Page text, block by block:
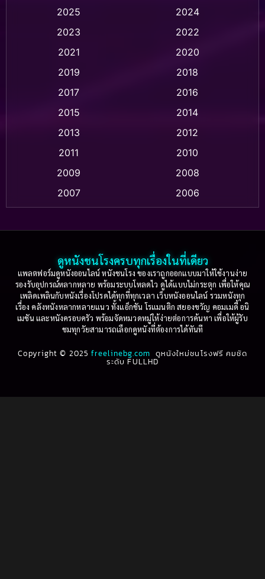
Animation แอนิเมชัน (1)
Animation แอนิเมชั่น (1)
Based on a True Story เรื่องจริง(36)
Based on Novel(16)
Betrayal(1)
Biography(3)
Biography ชีวประวัติ (61)
2025
2024
2023
2022
2021
2020
2019
2018
2017
2016
2015
2014
2013
2012
2011
2010
2009
2008
2007
2006
2003
2002
2001
2000
1999
1998
1997
1996
1995
1994
1993
1992
1991
1990
1987
1986
ดูหนังชนโรงครบทุกเรื่องในที่เดียว
แพลตฟอร์มดูหนังออนไลน์ หนังชนโรง ของเราถูกออกแบบมาให้ใช้งานง่าย
รองรับอุปกรณ์หลากหลาย พร้อมระบบโหลดไว ดูได้แบบไม่กระตุก เพื่อให้คุณ
เพลิดเพลินกับหนังเรื่องโปรดได้ทุกที่ทุกเวลา เว็บหนังออนไลน์ รวมหนังทุก
เรื่อง คลังหนังหลากหลายแนว ทั้งแอ็กชัน โรแมนติก สยองขวัญ คอมเมดี้ อนิ
เมชัน และหนังครอบครัว พร้อมจัดหมวดหมู่ให้ง่ายต่อการค้นหา เพื่อให้ผู้รับ
ชมทุกวัยสามารถเลือกดูหนังที่ต้องการได้ทันที
Copyright © 2025freelinebg.com ดูหนังใหม่ชนโรงฟรี คมชัด
ระดับ FULLHD